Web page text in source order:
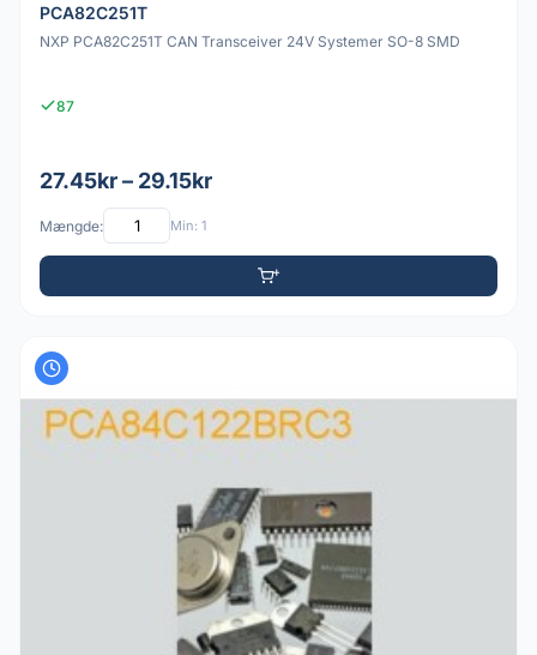
PCA82C251T
NXP PCA82C251T CAN Transceiver 24V Systemer SO-8 SMD
87
27.45kr – 29.15kr
Mængde: Min: 1